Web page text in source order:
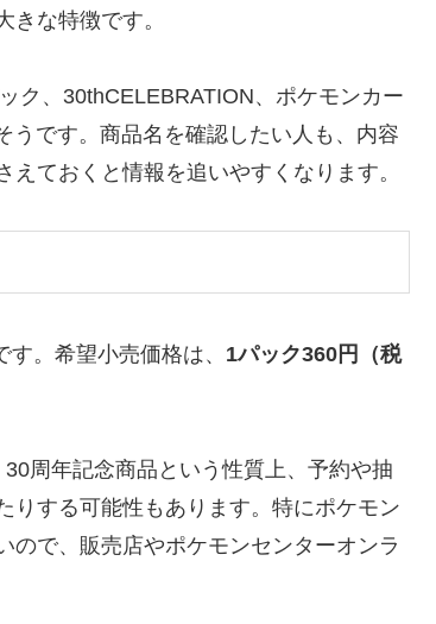
な特徴です。
ク、30thCELEBRATION、ポケモンカー
うです。商品名を確認したい人も、内容
ておくと情報を追いやすくなります。
す。希望小売価格は、 1パック360円（税
周年記念商品という性質上、予約や抽
りする可能性もあります。特にポケモン
ので、販売店やポケモンセンターオンラ